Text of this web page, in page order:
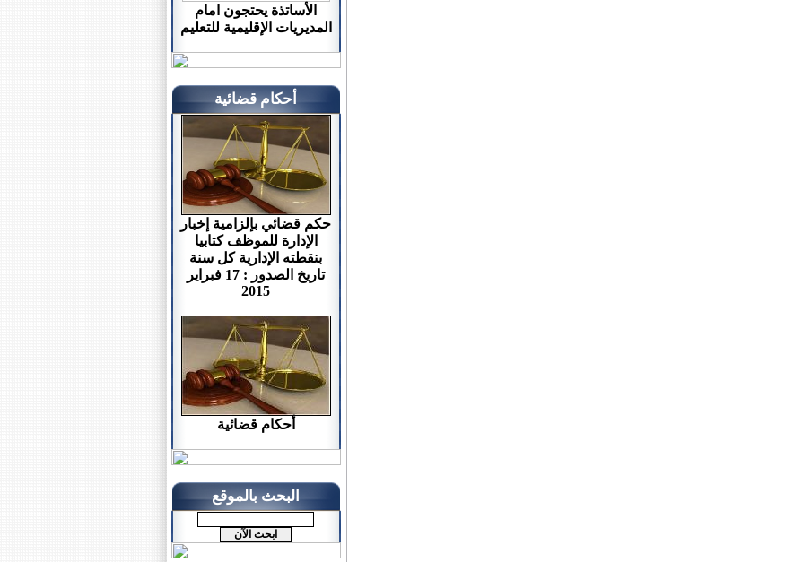
الأساتذة يحتجون امام
المديريات الإقليمية للتعليم
أحكام قضائية
حكم قضائي بإلزامية إخبار
الإدارة للموظف كتابيا
بنقطته الإدارية كل سنة
تاريخ الصدور : 17 فبراير
2015
أحكام قضائية
البحث بالموقع